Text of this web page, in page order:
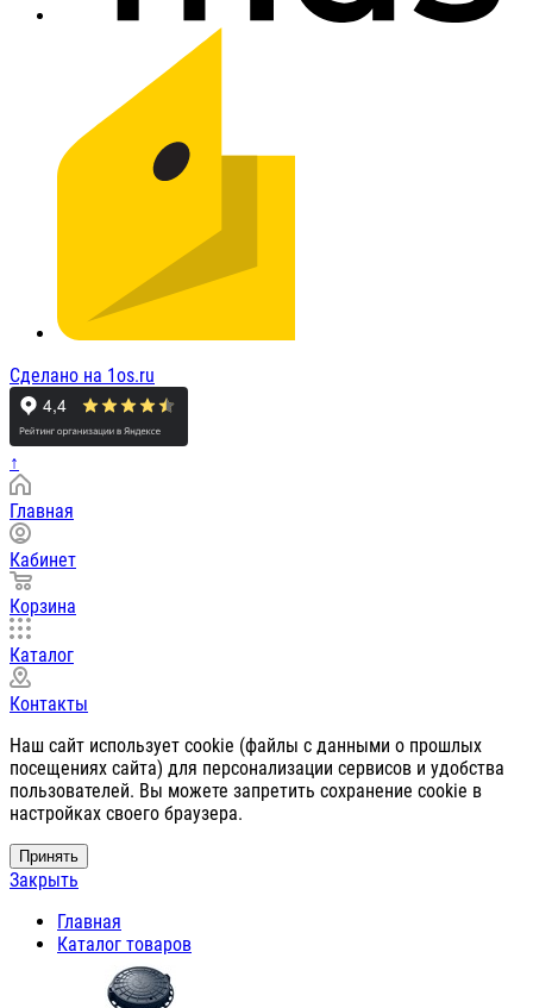
Сделано на 1os.ru
↑
Главная
Кабинет
Корзина
Каталог
Контакты
Наш сайт использует cookie (файлы с данными о прошлых
посещениях сайта) для персонализации сервисов и удобства
пользователей. Вы можете запретить сохранение cookie в
настройках своего браузера.
Принять
Закрыть
Главная
Каталог товаров